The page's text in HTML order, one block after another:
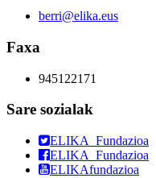
berri@elika.eus
Faxa
945122171
Sare sozialak
ELIKA_Fundazioa
ELIKA_Fundazioa
ELIKAfundazioa